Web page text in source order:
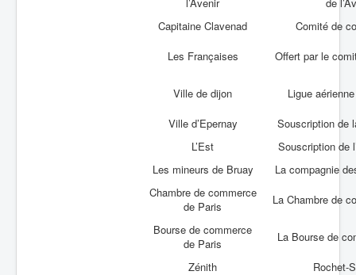
Capitaine Clavenad
Comité de
Les Françaises
Offert par le
Ville de dijon
Ligue
Ville d’Epernay
Souscription de
L’Est
Souscription de
Les mineurs de Bruay
La compagnie
Chambre de commerce
de Paris
La Chambre de
Bourse de commerce
de Paris
La Bourse de
Zénith
Rochet-